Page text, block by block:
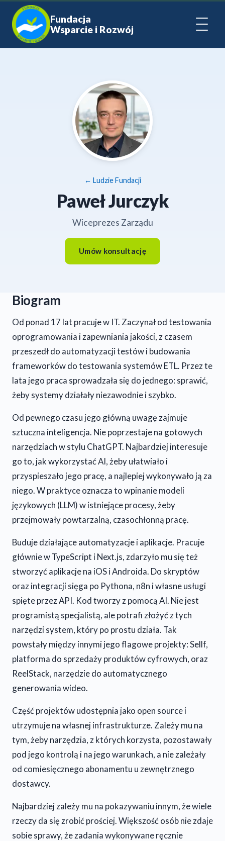
Fundacja
Wsparcie i Rozwój
← Ludzie Fundacji
Paweł Jurczyk
Wiceprezes Zarządu
Umów konsultację
Biogram
Od ponad 17 lat pracuje w IT. Zaczynał od testowania
oprogramowania i zapewniania jakości, z czasem
przeszedł do automatyzacji testów i budowania
frameworków do testowania systemów ETL. Przez te
lata jego praca sprowadzała się do jednego: sprawić,
żeby systemy działały niezawodnie i szybko.
Od pewnego czasu jego główną uwagę zajmuje
sztuczna inteligencja. Nie poprzestaje na gotowych
narzędziach w stylu ChatGPT. Najbardziej interesuje
go to, jak wykorzystać AI, żeby ułatwiało i
przyspieszało jego pracę, a najlepiej wykonywało ją za
niego. W praktyce oznacza to wpinanie modeli
językowych (LLM) w istniejące procesy, żeby
przejmowały powtarzalną, czasochłonną pracę.
Buduje działające automatyzacje i aplikacje. Pracuje
głównie w TypeScript i Next.js, zdarzyło mu się też
stworzyć aplikacje na iOS i Androida. Do skryptów
oraz integracji sięga po Pythona, n8n i własne usługi
spięte przez API. Kod tworzy z pomocą AI. Nie jest
programistą specjalistą, ale potrafi złożyć z tych
narzędzi system, który po prostu działa. Tak
powstały między innymi jego flagowe projekty: Sellf,
platforma do sprzedaży produktów cyfrowych, oraz
ReelStack, narzędzie do automatycznego
generowania wideo.
Część projektów udostępnia jako open source i
utrzymuje na własnej infrastrukturze. Zależy mu na
tym, żeby narzędzia, z których korzysta, pozostawały
pod jego kontrolą i na jego warunkach, a nie zależały
od comiesięcznego abonamentu u zewnętrznego
dostawcy.
Najbardziej zależy mu na pokazywaniu innym, że wiele
rzeczy da się zrobić prościej. Większość osób nie zdaje
sobie sprawy, że zadania wykonywane ręcznie